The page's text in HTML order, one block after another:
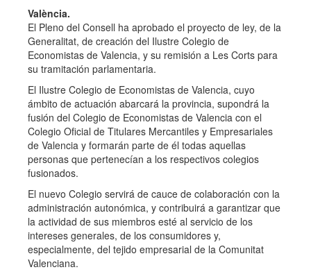
València.
El Pleno del Consell ha aprobado el proyecto de ley, de la
Generalitat, de creación del Ilustre Colegio de
Economistas de Valencia, y su remisión a Les Corts para
su tramitación parlamentaria.
El Ilustre Colegio de Economistas de Valencia, cuyo
ámbito de actuación abarcará la provincia, supondrá la
fusión del Colegio de Economistas de Valencia con el
Colegio Oficial de Titulares Mercantiles y Empresariales
de Valencia y formarán parte de él todas aquellas
personas que pertenecían a los respectivos colegios
fusionados.
El nuevo Colegio servirá de cauce de colaboración con la
administración autonómica, y contribuirá a garantizar que
la actividad de sus miembros esté al servicio de los
intereses generales, de los consumidores y,
especialmente, del tejido empresarial de la Comunitat
Valenciana.